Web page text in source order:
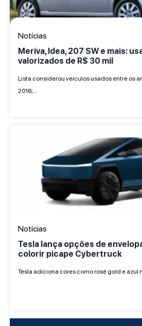
Notícias
Meriva, Idea, 207 SW e mais:
valorizados de R$ 30 mil
Lista considerou veículos usados entre os
2016;…
Notícias
Tesla lança opções de
colorir picape Cybertruck
Tesla adiciona cores como rosé gold e azul